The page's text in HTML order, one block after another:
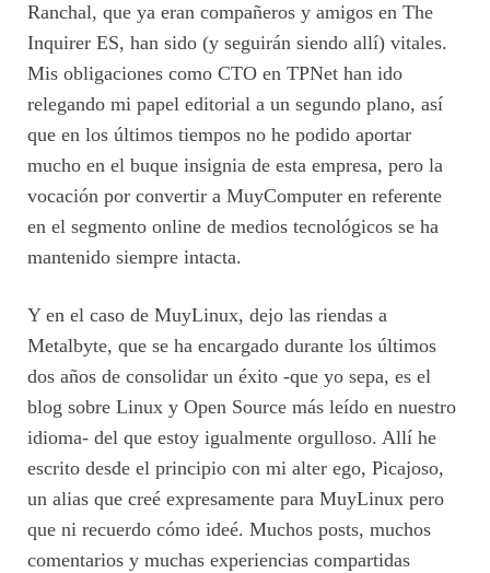
Ranchal, que ya eran compañeros y amigos en The
Inquirer ES, han sido (y seguirán siendo allí) vitales.
Mis obligaciones como CTO en TPNet han ido
relegando mi papel editorial a un segundo plano, así
que en los últimos tiempos no he podido aportar
mucho en el buque insignia de esta empresa, pero la
vocación por convertir a MuyComputer en referente
en el segmento online de medios tecnológicos se ha
mantenido siempre intacta.
Y en el caso de MuyLinux, dejo las riendas a
Metalbyte, que se ha encargado durante los últimos
dos años de consolidar un éxito -que yo sepa, es el
blog sobre Linux y Open Source más leído en nuestro
idioma- del que estoy igualmente orgulloso. Allí he
escrito desde el principio con mi alter ego, Picajoso,
un alias que creé expresamente para MuyLinux pero
que ni recuerdo cómo ideé. Muchos posts, muchos
comentarios y muchas experiencias compartidas